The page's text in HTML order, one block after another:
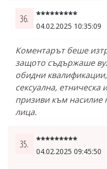
36. *********
04.02.2025 10:35:09
Коментарът беше
защото съдържаше
обидни
сексуална, етническа
призиви към насилие
лица.
35. *********
04.02.2025 09:45:50